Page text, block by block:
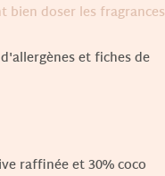
bien doser les fragrances
et fiches de
raffinée et 30% coco